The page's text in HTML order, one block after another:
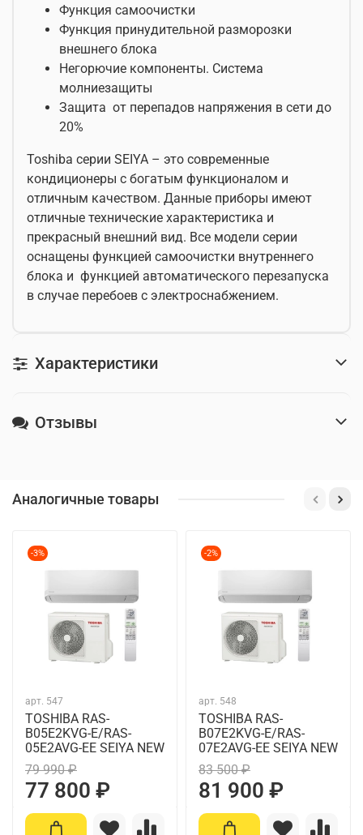
Функция самоочистки
Функция принудительной разморозки
внешнего блока
Негорючие компоненты. Система
молниезащиты
Защита от перепадов напряжения в сети до
20%
Toshiba серии SEIYA – это современные
кондиционеры с богатым функционалом и
отличным качеством. Данные приборы имеют
отличные технические характеристика и
прекрасный внешний вид. Все модели серии
оснащены функцией самоочистки внутреннего
блока и функцией автоматического перезапуска
в случае перебоев с электроснабжением.
Характеристики
Отзывы
Аналогичные товары
-3%
арт. 547
TOSHIBA RAS-
B05E2KVG-E/RAS-
05E2AVG-EE SEIYA NEW
79 990 ₽
77 800 ₽
-2%
арт. 548
TOSHIBA RAS-
B07E2KVG-E/RAS-
07E2AVG-EE SEIYA NEW
83 500 ₽
81 900 ₽